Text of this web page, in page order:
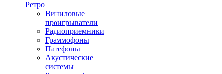
Ретро
Виниловые
проигрыватели
Радиоприемники
Граммофоны
Патефоны
Акустические
системы